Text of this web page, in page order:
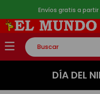
Envíos gratis a partir
Buscar
TÉRMINOS MÁS BUSCADOS
DÍA DEL